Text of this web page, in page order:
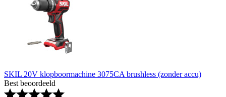
SKIL 20V klopboormachine 3075CA brushless (zonder accu)
Best beoordeeld